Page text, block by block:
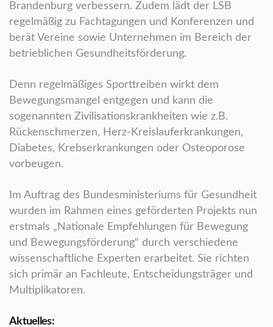
Brandenburg verbessern. Zudem lädt der LSB
regelmäßig zu Fachtagungen und Konferenzen und
berät Vereine sowie Unternehmen im Bereich der
betrieblichen Gesundheitsförderung.
Denn regelmäßiges Sporttreiben wirkt dem
Bewegungsmangel entgegen und kann die
sogenannten Zivilisationskrankheiten wie z.B.
Rückenschmerzen, Herz-Kreislauferkrankungen,
Diabetes, Krebserkrankungen oder Osteoporose
vorbeugen.
Im Auftrag des Bundesministeriums für Gesundheit
wurden im Rahmen eines geförderten Projekts nun
erstmals „Nationale Empfehlungen für Bewegung
und Bewegungsförderung“ durch verschiedene
wissenschaftliche Experten erarbeitet. Sie richten
sich primär an Fachleute, Entscheidungsträger und
Multiplikatoren.
Aktuelles: